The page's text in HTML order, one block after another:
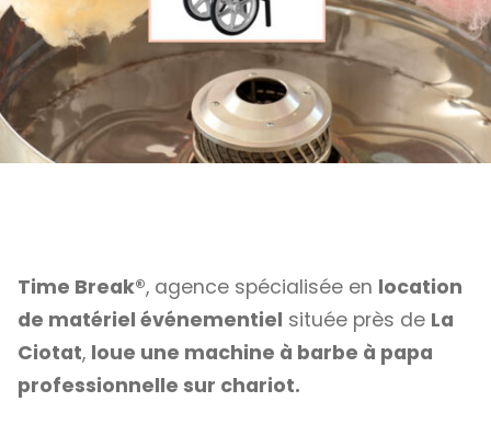
Time Break®, agence spécialisée en location
de matériel événementiel située près de La
Ciotat, loue une machine à barbe à papa
professionnelle sur chariot.